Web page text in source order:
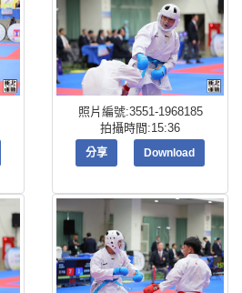
照片編號:3551-1968185
拍攝時間:15:36
分享 Download